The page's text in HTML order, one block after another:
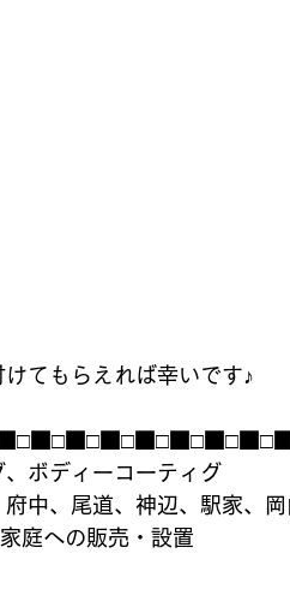
てもらえれば幸いです♪
ボディーコーティグ
中、尾道、神辺、駅家、
庭への販売・設置